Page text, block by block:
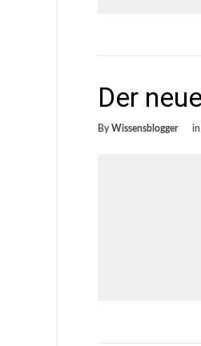
Der
By Wissensblogger in